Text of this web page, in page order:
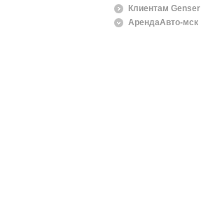
Клиентам Genser
АрендаАвто-мск